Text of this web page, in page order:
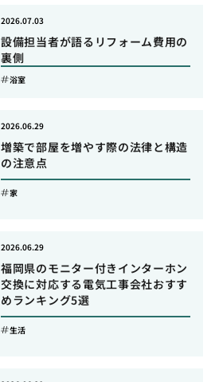
設備担当者が語るリフォーム費用の
裏側
2026.07.03
浴室
増築で部屋を増やす際の法律と構造
の注意点
2026.06.29
家
福岡県のモニター付きインターホン
交換に対応する電気工事会社おすす
めランキング5選
2026.06.29
生活